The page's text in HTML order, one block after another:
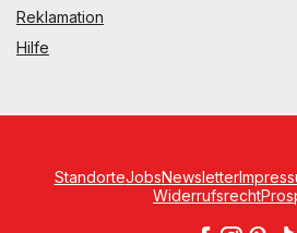
Reklamation
Hilfe
StandorteJobsNewsletter
Widerrufsrecht